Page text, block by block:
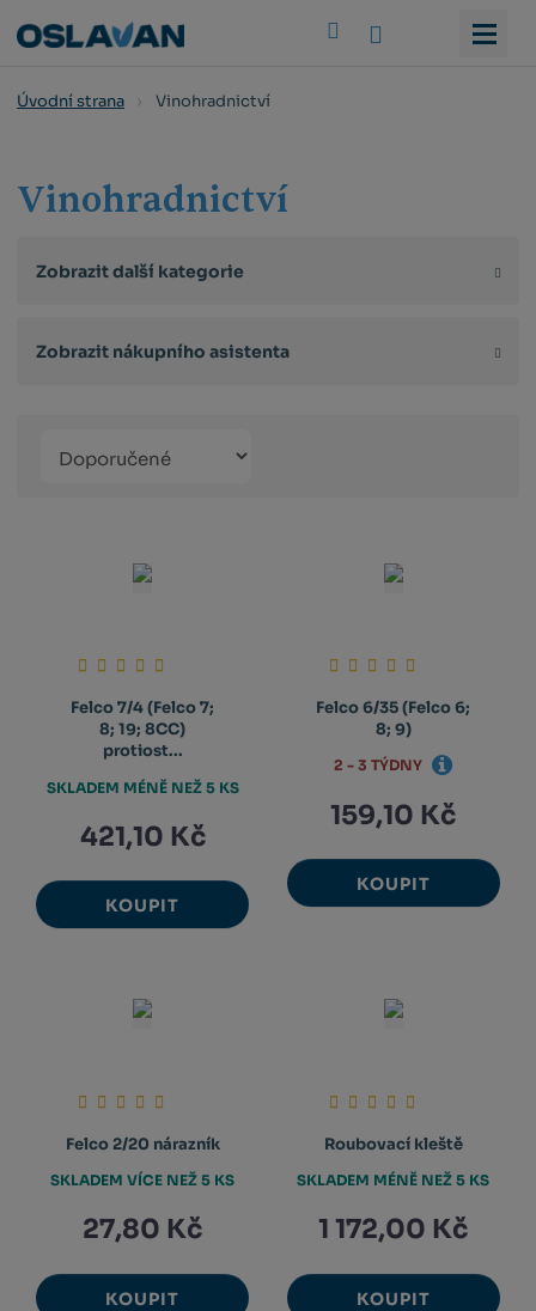
Úvodní strana Vinohradnictví
Vinohradnictví
Zobrazit další kategorie
Zobrazit nákupního asistenta
produktů
Felco 7/4 (Felco 7;
8; 19; 8CC)
protiost...
421,10 Kč
KOUPIT
SKLADEM MÉNĚ NEŽ 5 KS
Felco 6/35 (Felco 6;
8; 9)
159,10 Kč
KOUPIT
2 - 3 TÝDNY
Felco 2/20 nárazník
27,80 Kč
KOUPIT
SKLADEM VÍCE NEŽ 5 KS
Roubovací kleště
1 172,00 Kč
KOUPIT
SKLADEM MÉNĚ NEŽ 5 KS